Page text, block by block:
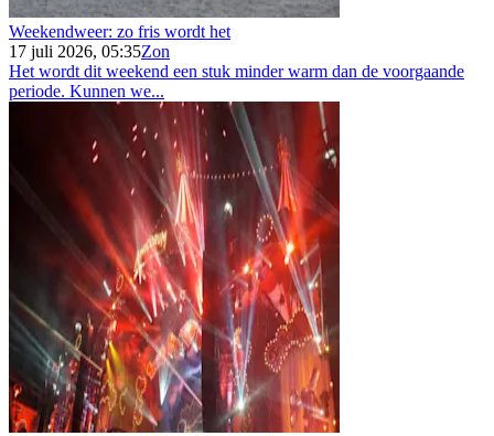
Weekendweer: zo fris wordt het
17 juli 2026, 05:35Zon
Het wordt dit weekend een stuk minder warm dan de voorgaande
periode. Kunnen we...